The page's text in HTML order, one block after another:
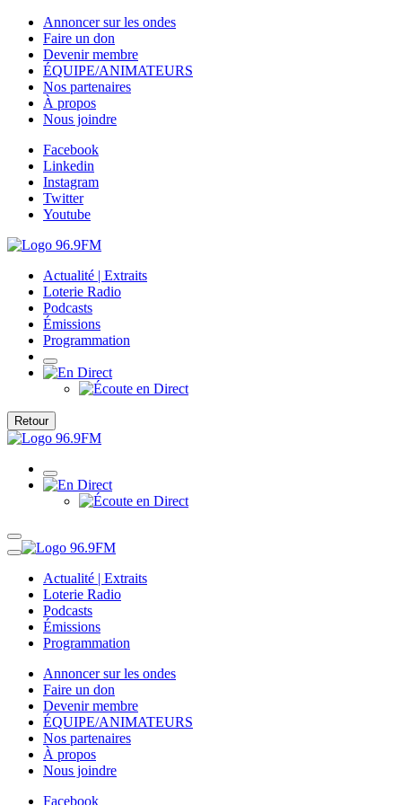
Annoncer sur les ondes
Faire un don
Devenir membre
ÉQUIPE/ANIMATEURS
Nos partenaires
À propos
Nous joindre
Facebook
Linkedin
Instagram
Twitter
Youtube
Actualité | Extraits
Loterie Radio
Podcasts
Émissions
Programmation
Retour
Actualité | Extraits
Loterie Radio
Podcasts
Émissions
Programmation
Annoncer sur les ondes
Faire un don
Devenir membre
ÉQUIPE/ANIMATEURS
Nos partenaires
À propos
Nous joindre
Facebook